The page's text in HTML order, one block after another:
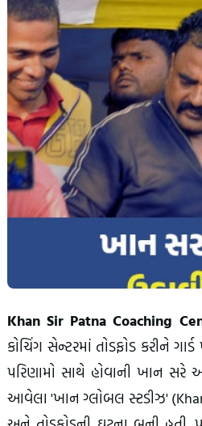
Khan Sir Patna Coaching
કોચિંગ સેન્ટરમાં તોડફોડ કરીને
પરિણામો સાથે હોવાની ખાન
આવેલા 'ખાન ગ્લોબલ સ્ટડીઝ' (Khan